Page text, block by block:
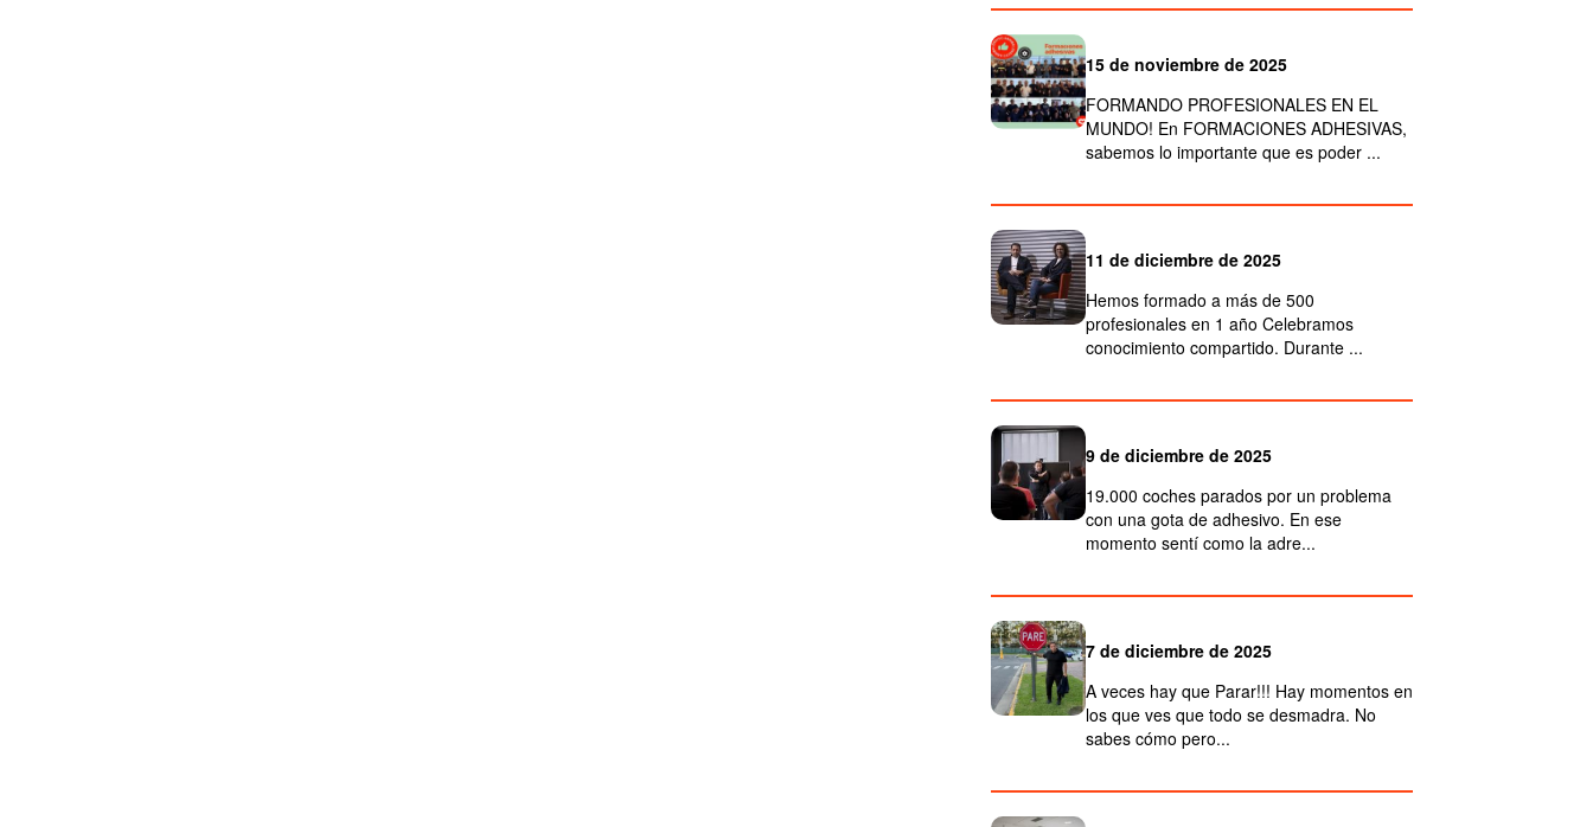
15 de noviembre de 2025
FORMANDO PROFESIONALES EN EL
MUNDO! En FORMACIONES ADHESIVAS,
sabemos lo importante que es poder ...
11 de diciembre de 2025
Hemos formado a más de 500
profesionales en 1 año Celebramos
conocimiento compartido. Durante ...
9 de diciembre de 2025
19.000 coches parados por un problema
con una gota de adhesivo. En ese
momento sentí como la adre...
7 de diciembre de 2025
A veces hay que Parar!!! Hay momentos en
los que ves que todo se desmadra. No
sabes cómo pero...